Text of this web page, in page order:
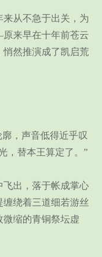
从不急于出关，为
来早在十年前苍云
悄然推演成了凯启荒
，声音低得近乎叹
，替本王算定了。”
飞出，落于帐成掌心
绕着三道细若游丝
微缩的青铜祭坛虚